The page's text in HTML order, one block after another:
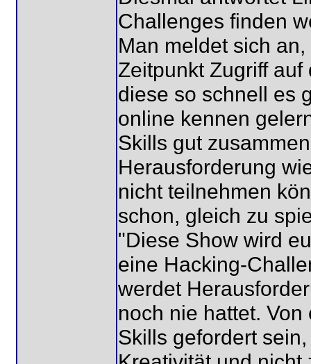
Challenges finden
Man meldet sich
Zeitpunkt Zugriff
diese so schnell es
online kennen
Skills gut
Herausforderung
nicht teilnehmen
schon, gleich zu
"Diese Show wird
eine Hacking-
werdet
noch nie hattet.
Skills gefordert